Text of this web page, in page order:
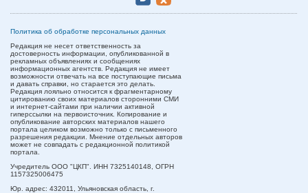
Политика об обработке персональных данных
Редакция не несет ответственность за
достоверность информации, опубликованной в
рекламных объявлениях и сообщениях
информационных агентств. Редакция не имеет
возможности отвечать на все поступающие письма
и давать справки, но старается это делать.
Редакция лояльно относится к фрагментарному
цитированию своих материалов сторонними СМИ
и интернет-сайтами при наличии активной
гиперссылки на первоисточник. Копирование и
опубликование авторских материалов нашего
портала целиком возможно только с письменного
разрешения редакции. Мнение отдельных авторов
может не совпадать с редакционной политикой
портала.
Учредитель ООО "ЦКП". ИНН 7325140148, ОГРН
1157325006475
Юр. адрес: 432011, Ульяновская область, г.